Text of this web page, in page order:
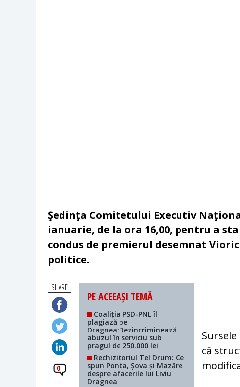
Şedinţa Comitetului Executiv
ianuarie, de la ora 16,00, pentru a
condus de premierul desemnat
politice.
SHARE
0
PE ACEEAȘI TEMĂ
Coaliția PSD-PNL îl
plagiază pe
Dragnea:Dezincriminează
abuzul în serviciu sub
pragul de 250.000 lei
Rechizitoriul Tel Drum: Ce
spun Ponta, Șova și Mazăre
despre afacerile lui Liviu
Dragnea
că